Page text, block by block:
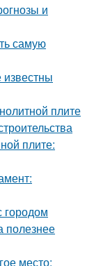
и
самую
плите
плите:
городом
полезнее
место: